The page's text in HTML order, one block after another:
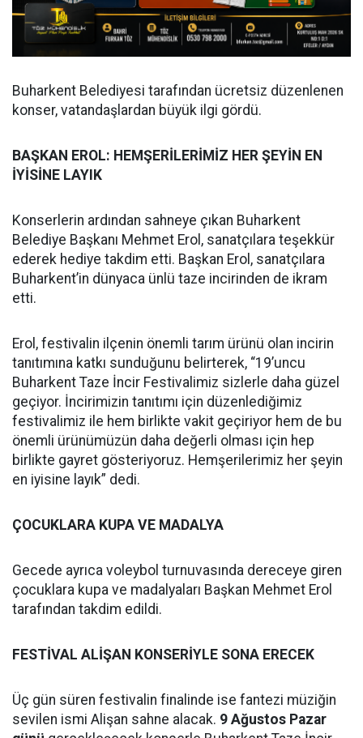
Buharkent Belediyesi tarafından ücretsiz düzenlenen
konser, vatandaşlardan büyük ilgi gördü.
BAŞKAN EROL: HEMŞERİLERİMİZ HER ŞEYİN EN
İYİSİNE LAYIK
Konserlerin ardından sahneye çıkan Buharkent
Belediye Başkanı Mehmet Erol, sanatçılara teşekkür
ederek hediye takdim etti. Başkan Erol, sanatçılara
Buharkent’in dünyaca ünlü taze incirinden de ikram
etti.
Erol, festivalin ilçenin önemli tarım ürünü olan incirin
tanıtımına katkı sunduğunu belirterek, “19’uncu
Buharkent Taze İncir Festivalimiz sizlerle daha güzel
geçiyor. İncirimizin tanıtımı için düzenlediğimiz
festivalimiz ile hem birlikte vakit geçiriyor hem de bu
önemli ürünümüzün daha değerli olması için hep
birlikte gayret gösteriyoruz. Hemşerilerimiz her şeyin
en iyisine layık” dedi.
ÇOCUKLARA KUPA VE MADALYA
Gecede ayrıca voleybol turnuvasında dereceye giren
çocuklara kupa ve madalyaları Başkan Mehmet Erol
tarafından takdim edildi.
FESTİVAL ALİŞAN KONSERİYLE SONA ERECEK
Üç gün süren festivalin finalinde ise fantezi müziğin
sevilen ismi Alişan sahne alacak. 9 Ağustos Pazar